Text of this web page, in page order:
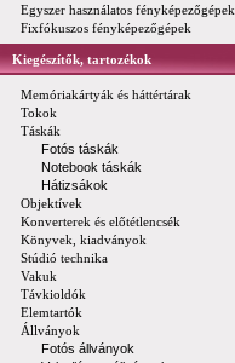
Egyszer használatos fényképezőgépek
Fixfókuszos fényképezőgépek
Kiegészítők, tartozékok
Memóriakártyák és háttértárak
Tokok
Táskák
Fotós táskák
Notebook táskák
Hátizsákok
Objektívek
Konverterek és előtétlencsék
Könyvek, kiadványok
Stúdió technika
Vakuk
Távkioldók
Elemtartók
Állványok
Fotós állványok